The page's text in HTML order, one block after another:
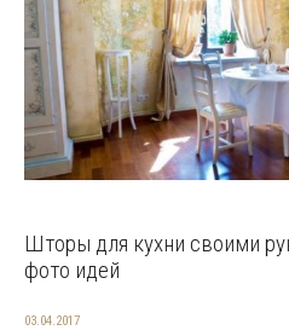
Шторы для кухни своими
фото идей
03.04.2017